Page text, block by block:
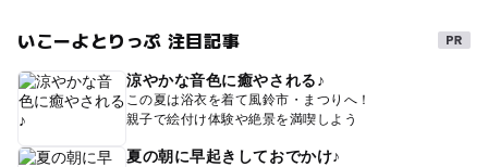
いこーよとりっぷ 注目記事
涼やかな音色に癒やされる♪
この夏は浴衣を着て風鈴市・まつりへ！
親子で絵付け体験や絶景を満喫しよう
夏の朝に早起きしておでかけ♪